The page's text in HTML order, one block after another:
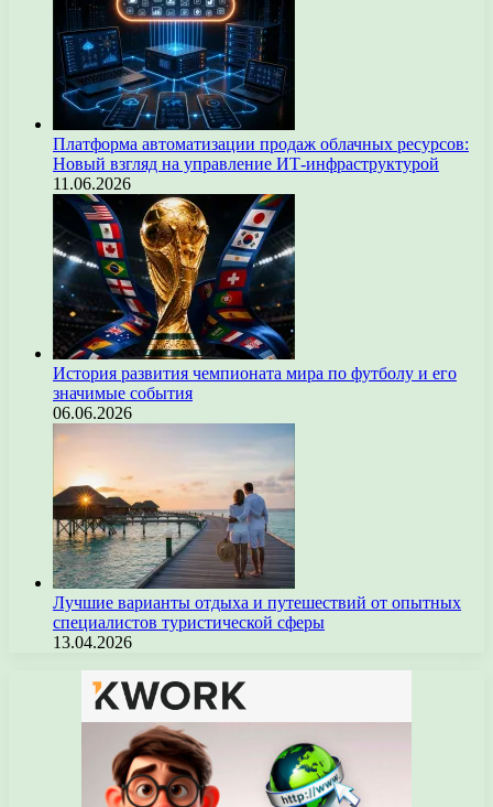
Платформа автоматизации продаж облачных ресурсов:
Новый взгляд на управление ИТ-инфраструктурой
11.06.2026
История развития чемпионата мира по футболу и его
значимые события
06.06.2026
Лучшие варианты отдыха и путешествий от опытных
специалистов туристической сферы
13.04.2026